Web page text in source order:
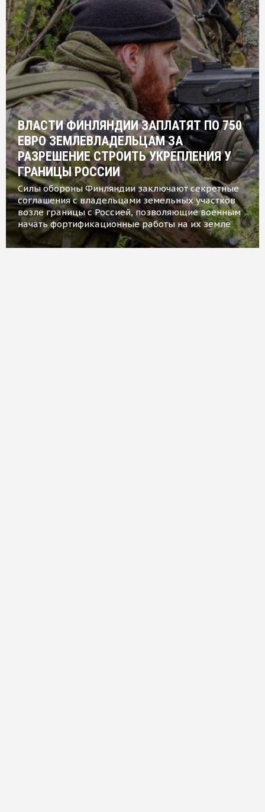
ВЛАСТИ ФИНЛЯНДИИ ЗАПЛАТЯТ ПО 750
ЕВРО ЗЕМЛЕВЛАДЕЛЬЦАМ ЗА
РАЗРЕШЕНИЕ СТРОИТЬ УКРЕПЛЕНИЯ У
ГРАНИЦЫ РОССИИ
Силы обороны Финляндии заключают секретные
соглашения с владельцами земельных участков
возле границы с Россией, позволяющие военным
начать фортификационные работы на их земле